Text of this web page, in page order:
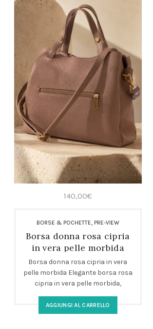
140,00€
BORSE & POCHETTE, PRE-VIEW
Borsa donna rosa cipria
in vera pelle morbida
Borsa donna rosa cipria in vera
pelle morbida Elegante borsa rosa
cipria in vera pelle morbida,
AGGIUNGI AL CARRELLO